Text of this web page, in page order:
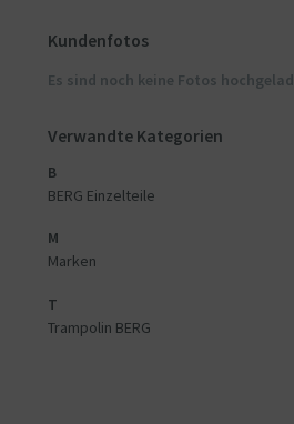
Kundenfotos
Es sind noch keine Fotos
Verwandte Kategorien
B
BERG Einzelteile
M
Marken
T
Trampolin BERG